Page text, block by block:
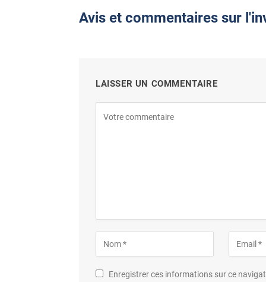
Avis et commentaires sur
LAISSER UN COMMENTAIRE
Enregistrer ces informations sur ce